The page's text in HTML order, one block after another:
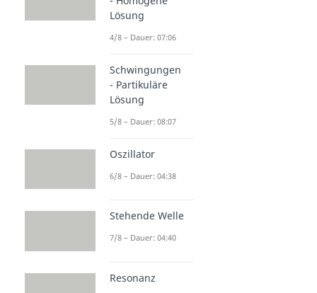
Lösung
4/8 – Dauer: 07:06
Schwingungen
- Partikuläre
Lösung
5/8 – Dauer: 08:07
Oszillator
6/8 – Dauer: 04:38
Stehende Welle
7/8 – Dauer: 04:40
Resonanz